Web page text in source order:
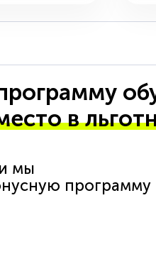
в
мы
программу